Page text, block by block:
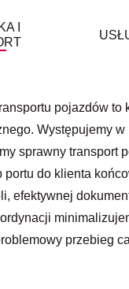
I
pojazdów to
Występujemy w
sprawny transport
portu do klienta
efektywnej
przebieg